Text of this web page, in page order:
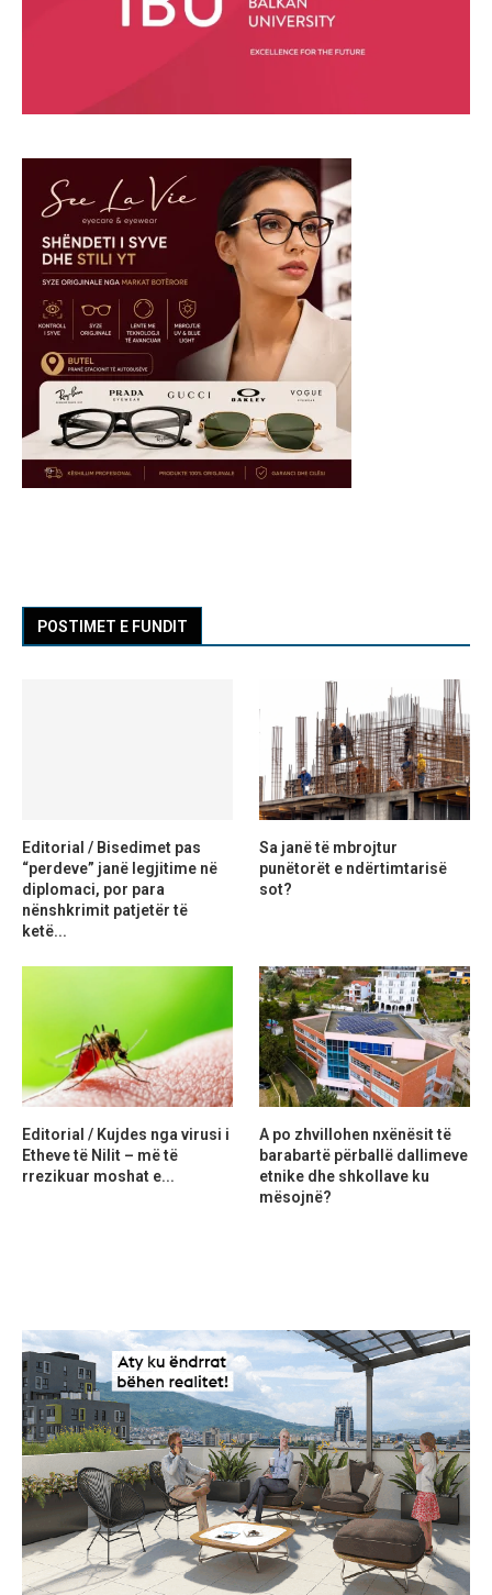
POSTIMET E FUNDIT
Editorial / Bisedimet pas
“perdeve” janë legjitime në
diplomaci, por para
nënshkrimit patjetër të
ketë...
Sa janë të mbrojtur
punëtorët e ndërtimtarisë
sot?
Editorial / Kujdes nga virusi i
Etheve të Nilit – më të
rrezikuar moshat e...
A po zhvillohen nxënësit të
barabartë përballë dallimeve
etnike dhe shkollave ku
mësojnë?